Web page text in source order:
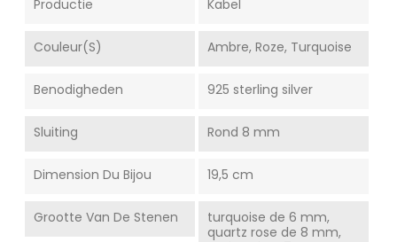
Productie Kabel
Couleur(s) Ambre, Roze, Turquoise
Benodigheden 925 sterling silver
Sluiting Rond 8 mm
Dimension Du Bijou 19,5 cm
Grootte Van De Stenen
turquoise de 6 mm,
quartz rose de 8 mm,